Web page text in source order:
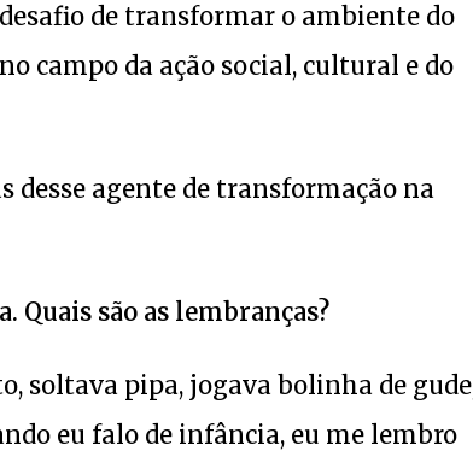
de transformar o ambiente do
campo da ação social, cultural e do
desse agente de transformação na
Quais são as lembranças?
soltava pipa, jogava bolinha de
eu falo de infância, eu me lembro